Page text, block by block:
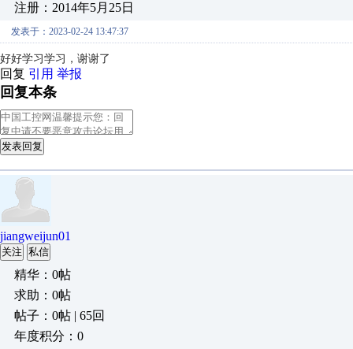
注册：2014年5月25日
发表于：2023-02-24 13:47:37
好好学习学习，谢谢了
回复 引用 举报
回复本条
发表回复
jiangweijun01
关注 私信
精华：0帖
求助：0帖
帖子：0帖 | 65回
年度积分：0